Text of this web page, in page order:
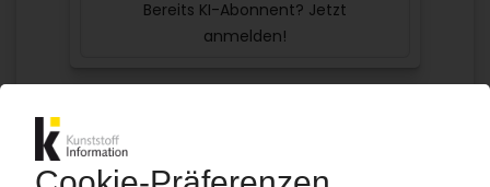
Bereits KI-Abonnent? Jetzt
anmelden!